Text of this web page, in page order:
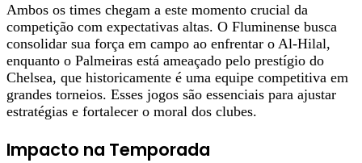
Ambos os times chegam a este momento crucial da
competição com expectativas altas. O Fluminense busca
consolidar sua força em campo ao enfrentar o Al-Hilal,
enquanto o Palmeiras está ameaçado pelo prestígio do
Chelsea, que historicamente é uma equipe competitiva em
grandes torneios. Esses jogos são essenciais para ajustar
estratégias e fortalecer o moral dos clubes.
Impacto na Temporada